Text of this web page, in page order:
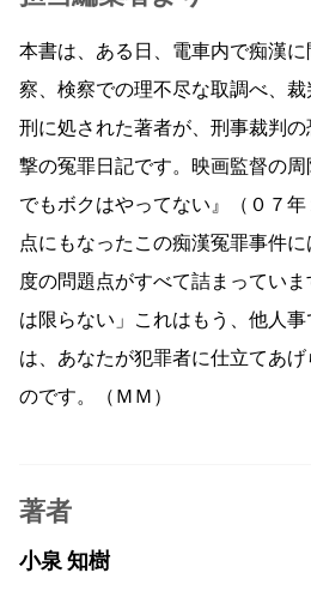
本書は、ある日、電車内で痴漢
察、検察での理不尽な取調べ、
刑に処された著者が、刑事裁判
撃の冤罪日記です。映画監督の
でもボクはやってない』（０７
点にもなったこの痴漢冤罪事件
度の問題点がすべて詰まってい
は限らない」これはもう、他人
は、あなたが犯罪者に仕立てあ
のです。（ＭＭ）
著者
小泉 知樹